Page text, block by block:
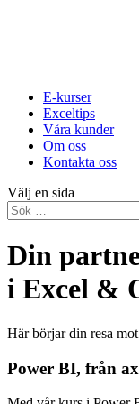
E-kurser
Exceltips
Våra kunder
Om oss
Kontakta oss
Välj en sida
Din
i Excel &
Här börjar din resa
Power BI, från